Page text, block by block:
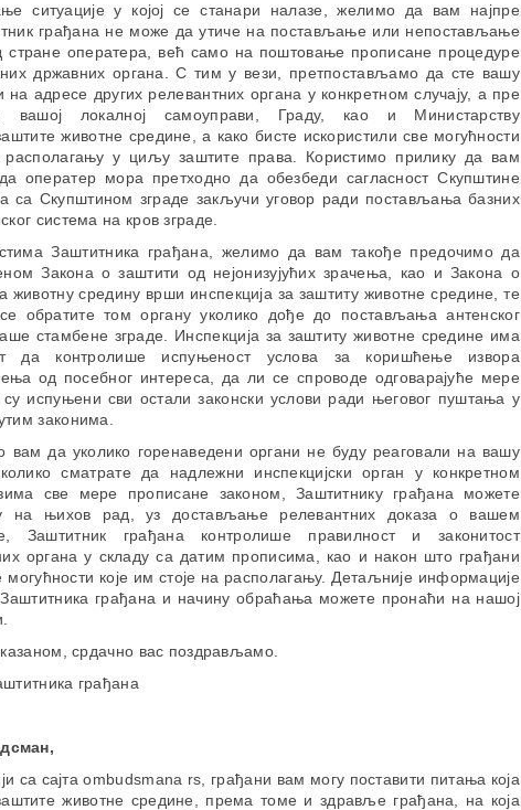
ситуације у којој се станари налазе, желимо да вам најпре
грађана не може да утиче на постављање или непостављање
стране оператера, већ само на поштовање прописане процедуре
државних органа. С тим у вези, претпостављамо да сте вашу
на адресе других релевантних органа у конкретном случају, а пре
вашој локалној самоуправи, Граду, као и Министарству
животне средине, а како бисте искористили све могућности
располагању у циљу заштите права. Користимо прилику да вам
оператер мора претходно да обезбеди сагласност Скупштине
са Скупштином зграде закључи уговор ради постављања базних
система на кров зграде.
Заштитника грађана, желимо да вам такође предочимо да
Закона о заштити од нејонизујућих зрачења, као и Закона о
животну средину врши инспекција за заштиту животне средине, те
обратите том органу уколико дође до постављања антенског
стамбене зграде. Инспекција за заштиту животне средине има
да контролише испуњеност услова за коришћење извора
од посебног интереса, да ли се спроводе одговарајуће мере
испуњени сви остали законски услови ради његовог пуштања у
законима.
вам да уколико горенаведени органи не буду реаговали на вашу
сматрате да надлежни инспекцијски орган у конкретном
све мере прописане законом, Заштитнику грађана можете
на њихов рад, уз достављање релевантних доказа о вашем
Заштитник грађана контролише правилност и законитост
органа у складу са датим прописима, као и након што грађани
могућности које им стоје на располагању. Детаљније информације
грађана и начину обраћања можете пронаћи на нашој
срдачно вас поздрављамо.
грађана
са сајта ombudsmana rs, грађани вам могу поставити питања која
животне средине, према томе и здравље грађана, на која